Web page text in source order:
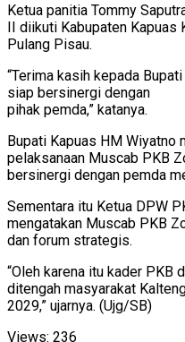
Ketua panitia Tommy
II diikuti Kabupaten Kapuas
Pulang Pisau.
“Terima kasih kepada
siap bersinergi dengan
pihak pemda,” katanya.
Bupati Kapuas HM Wiyatno
pelaksanaan Muscab PKB
bersinergi dengan pemda
Sementara itu Ketua DPW
mengatakan Muscab PKB
dan forum strategis.
“Oleh karena itu kader PKB
ditengah masyarakat
2029,” ujarnya. (Ujg/SB)
Views: 236